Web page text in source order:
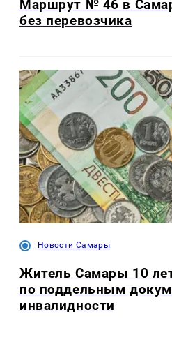
Маршрут № 46 в
без перевозчика
Новости Самары
Житель Самары 10
по поддельным
инвалидности